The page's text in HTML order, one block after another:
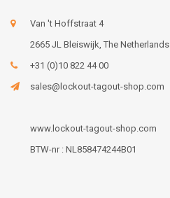
Van 't Hoffstraat 4
2665 JL Bleiswijk, The Netherlands
+31 (0)10 822 44 00
sales@lockout-tagout-shop.com
www.lockout-tagout-shop.com
BTW-nr : NL858474244B01